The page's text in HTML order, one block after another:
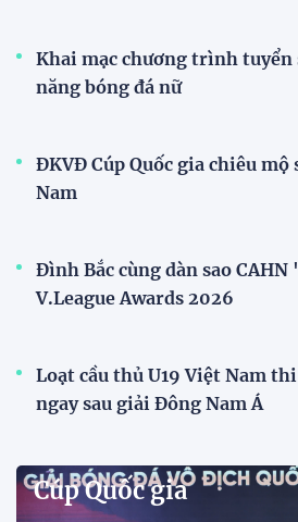
Đội tuyển Việt Nam rạng rỡ
thắng trước Indonesia
Đội tuyển nữ Việt
tập để theo dõi sao nhập tịch
Buổi tập của tuyển Việt Nam